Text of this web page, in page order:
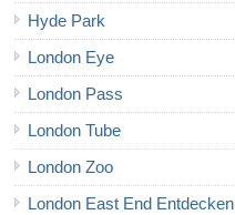
Hyde Park
London Eye
London Pass
London Tube
London Zoo
London East End Entdecken